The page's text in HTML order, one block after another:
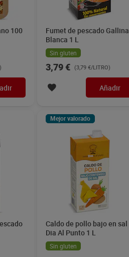
100
Fumet de pescado Gallina
Blanca 1 L
Sin gluten
3,79 € (3,79 €/LITRO)
Añadir
Mejor valorado
Caldo de pollo bajo en sal
Dia Al Punto 1 L
Sin gluten